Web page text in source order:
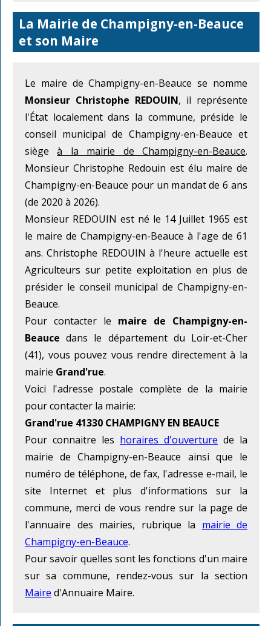
La Mairie de Champigny-en-Beauce
et son Maire
Le maire de Champigny-en-Beauce se nomme
Monsieur Christophe REDOUIN, il représente
l'État localement dans la commune, préside le
conseil municipal de Champigny-en-Beauce et
siègeà la mairie de Champigny-en-Beauce.
Monsieur Christophe Redouin est élu maire de
Champigny-en-Beauce pour un mandat de 6 ans
(de 2020 à 2026).
Monsieur REDOUIN est né le 14 Juillet 1965 est
le maire de Champigny-en-Beauce à l'age de 61
ans. Christophe REDOUIN à l'heure actuelle est
Agriculteurs sur petite exploitation en plus de
présider le conseil municipal de Champigny-en-
Beauce.
Pour contacter le maire de Champigny-en-
Beauce dans le département du Loir-et-Cher
(41), vous pouvez vous rendre directement à la
mairie Grand'rue.
Voici l'adresse postale complète de la mairie
pour contacter la mairie:
Grand'rue 41330 CHAMPIGNY EN BEAUCE
Pour connaitre les horaires d'ouverture de la
mairie de Champigny-en-Beauce ainsi que le
numéro de téléphone, de fax, l'adresse e-mail, le
site Internet et plus d'informations sur la
commune, merci de vous rendre sur la page de
l'annuaire des mairies, rubrique la mairie de
Champigny-en-Beauce.
Pour savoir quelles sont les fonctions d'un maire
sur sa commune, rendez-vous sur la section
Maire d'Annuaire Maire.